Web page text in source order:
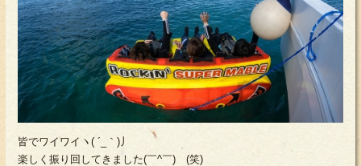
皆でワイワイヽ( ´_｀)丿
楽しく振り回してきました(￣^￣)ゞ(笑)